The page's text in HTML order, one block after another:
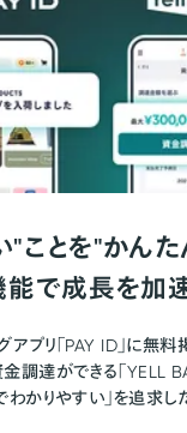
"ことを"かん
で成長を加
アプリ「PAY ID」に無料
調達ができる「YELL
でわかりやすい」を追求し